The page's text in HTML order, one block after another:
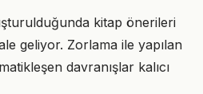
kitap önerileri
geliyor. Zorlama ile yapılan
davranışlar kalıcı